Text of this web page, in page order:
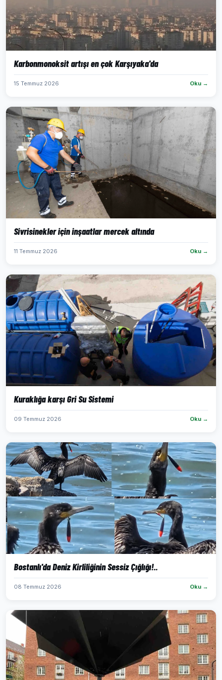
Karbonmonoksit artışı en çok Karşıyaka'da
15 Temmuz 2026 Oku →
Sivrisinekler için inşaatlar mercek altında
11 Temmuz 2026 Oku →
Kuraklığa karşı Gri Su Sistemi
09 Temmuz 2026 Oku →
Bostanlı'da Deniz Kirliliğinin Sessiz Çığlığı!..
08 Temmuz 2026 Oku →